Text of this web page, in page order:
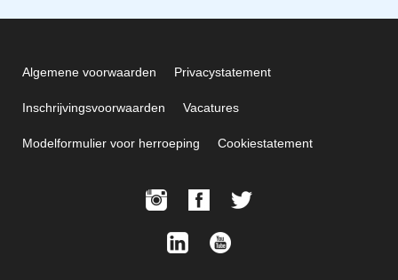
Algemene voorwaarden Privacystatement
Inschrijvingsvoorwaarden Vacatures
Modelformulier voor herroeping Cookiestatement